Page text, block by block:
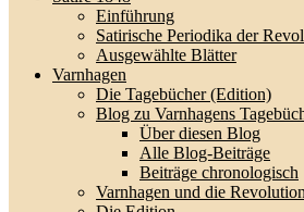
Einführung
Satirische Periodika der
Ausgewählte Blätter
Varnhagen
Die Tagebücher (Edition)
Blog zu Varnhagens
Über diesen Blog
Alle Blog-Beiträge
Beiträge chronologisch
Varnhagen und die